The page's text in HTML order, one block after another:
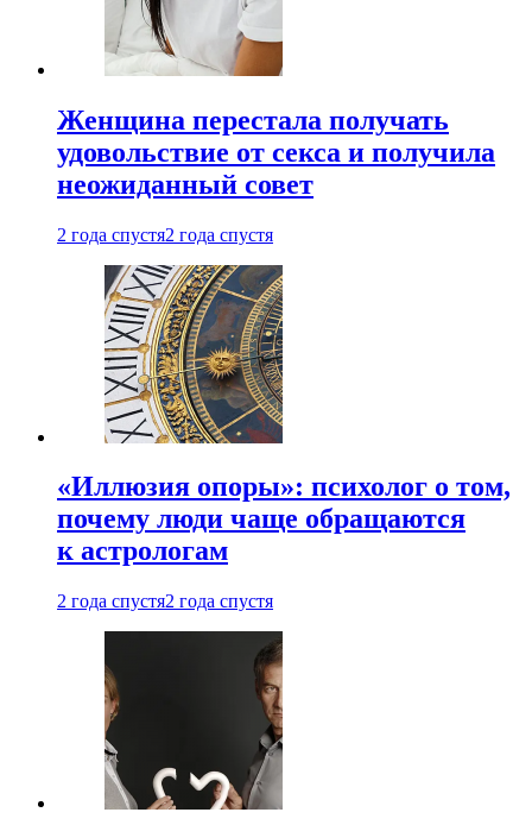
Женщина перестала получать
удовольствие от секса и получила
неожиданный совет
2 года спустя2 года спустя
«Иллюзия опоры»: психолог о том,
почему люди чаще обращаются
к астрологам
2 года спустя2 года спустя